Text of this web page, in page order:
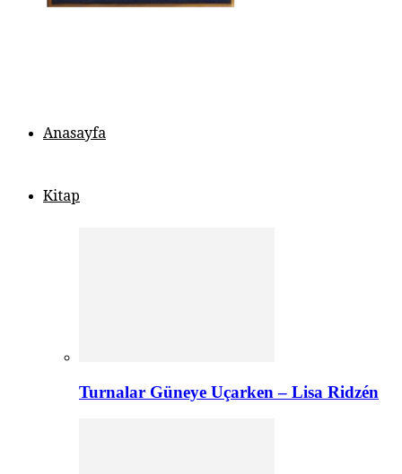
Anasayfa
Kitap
Turnalar Güneye Uçarken – Lisa Ridzén